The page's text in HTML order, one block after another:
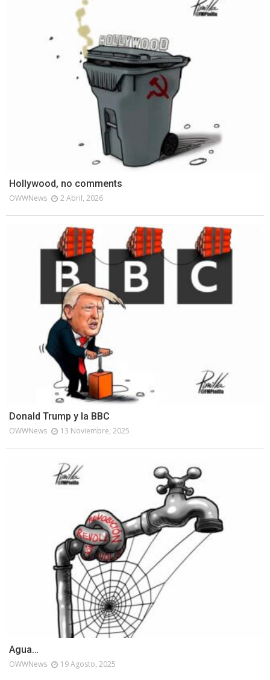
Hollywood, no comments
OWWNews 2 Abril, 2026
Donald Trump y la BBC
OWWNews 13 Noviembre, 2025
Agua…
OWWNews 19 Agosto, 2025